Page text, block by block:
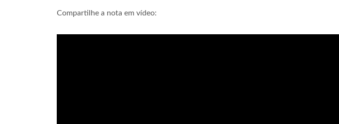
Compartilhe a nota em vídeo: